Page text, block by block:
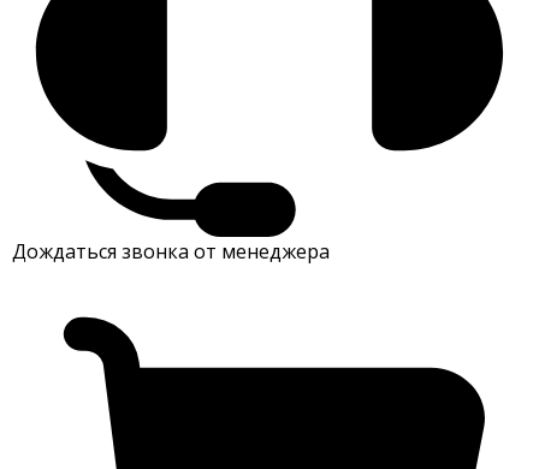
Дождаться звонка от менеджера